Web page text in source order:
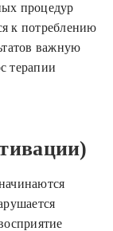
процедур
к потреблению
важную
терапии